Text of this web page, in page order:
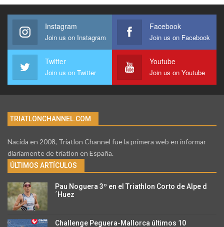
Instagram
Join us on Instagram
Facebook
Join us on Facebook
Twitter
Join us on Twitter
Youtube
Join us on Youtube
TRIATLONCHANNEL.COM
Nacida en 2008, Triatlon Channel fue la primera web en informar
diariamente de triatlon en España.
ÚLTIMOS ARTÍCULOS
Pau Noguera 3º en el Triathlon Corto de Alpe d
´Huez
Challenge Peguera-Mallorca últimos 10